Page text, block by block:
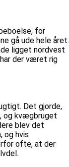
for
gå ude hele året.
ligget nordvest
der været rig
Det gjorde,
og kvægbruget
blev det
og hvis
ofte, at der